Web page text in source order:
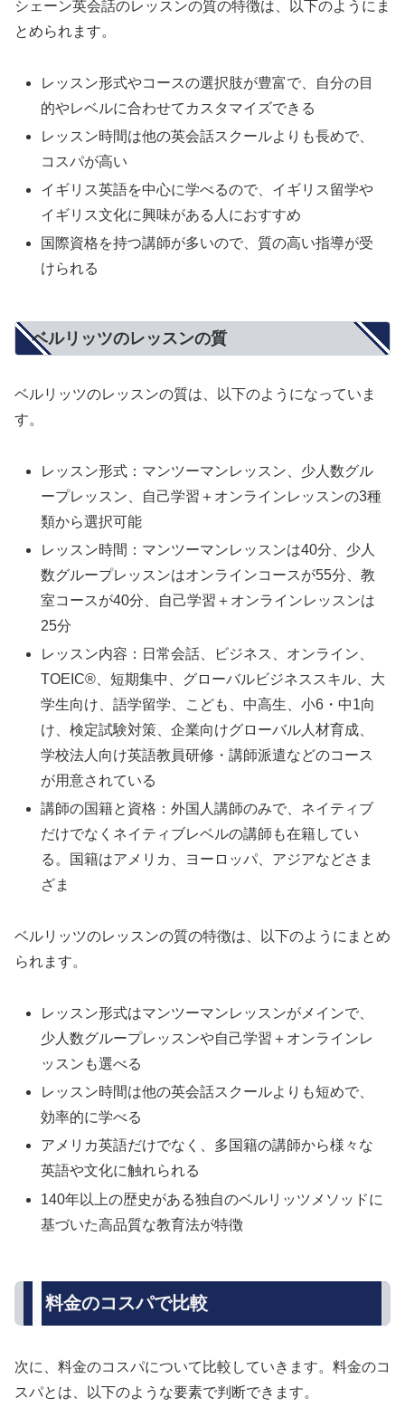
シェーン英会話のレッスンの質の特徴は、以下のようにま
とめられます。
レッスン形式やコースの選択肢が豊富で、自分の目
的やレベルに合わせてカスタマイズできる
レッスン時間は他の英会話スクールよりも長めで、
コスパが高い
イギリス英語を中心に学べるので、イギリス留学や
イギリス文化に興味がある人におすすめ
国際資格を持つ講師が多いので、質の高い指導が受
けられる
ベルリッツのレッスンの質
ベルリッツのレッスンの質は、以下のようになっていま
す。
レッスン形式：マンツーマンレッスン、少人数グル
ープレッスン、自己学習＋オンラインレッスンの3種
類から選択可能
レッスン時間：マンツーマンレッスンは40分、少人
数グループレッスンはオンラインコースが55分、教
室コースが40分、自己学習＋オンラインレッスンは
25分
レッスン内容：日常会話、ビジネス、オンライン、
TOEIC®、短期集中、グローバルビジネススキル、大
学生向け、語学留学、こども、中高生、小6・中1向
け、検定試験対策、企業向けグローバル人材育成、
学校法人向け英語教員研修・講師派遣などのコース
が用意されている
講師の国籍と資格：外国人講師のみで、ネイティブ
だけでなくネイティブレベルの講師も在籍してい
る。国籍はアメリカ、ヨーロッパ、アジアなどさま
ざま
ベルリッツのレッスンの質の特徴は、以下のようにまとめ
られます。
レッスン形式はマンツーマンレッスンがメインで、
少人数グループレッスンや自己学習＋オンラインレ
ッスンも選べる
レッスン時間は他の英会話スクールよりも短めで、
効率的に学べる
アメリカ英語だけでなく、多国籍の講師から様々な
英語や文化に触れられる
140年以上の歴史がある独自のベルリッツメソッドに
基づいた高品質な教育法が特徴
料金のコスパで比較
次に、料金のコスパについて比較していきます。料金のコ
スパとは、以下のような要素で判断できます。